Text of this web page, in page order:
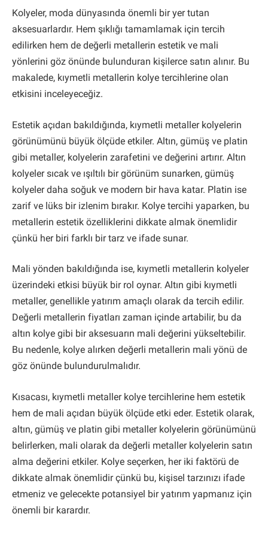
Kolyeler, moda dünyasında önemli bir yer tutan
aksesuarlardır. Hem şıklığı tamamlamak için tercih
edilirken hem de değerli metallerin estetik ve mali
yönlerini göz önünde bulunduran kişilerce satın alınır. Bu
makalede, kıymetli metallerin kolye tercihlerine olan
etkisini inceleyeceğiz.
Estetik açıdan bakıldığında, kıymetli metaller kolyelerin
görünümünü büyük ölçüde etkiler. Altın, gümüş ve platin
gibi metaller, kolyelerin zarafetini ve değerini artırır. Altın
kolyeler sıcak ve ışıltılı bir görünüm sunarken, gümüş
kolyeler daha soğuk ve modern bir hava katar. Platin ise
zarif ve lüks bir izlenim bırakır. Kolye tercihi yaparken, bu
metallerin estetik özelliklerini dikkate almak önemlidir
çünkü her biri farklı bir tarz ve ifade sunar.
Mali yönden bakıldığında ise, kıymetli metallerin kolyeler
üzerindeki etkisi büyük bir rol oynar. Altın gibi kıymetli
metaller, genellikle yatırım amaçlı olarak da tercih edilir.
Değerli metallerin fiyatları zaman içinde artabilir, bu da
altın kolye gibi bir aksesuarın mali değerini yükseltebilir.
Bu nedenle, kolye alırken değerli metallerin mali yönü de
göz önünde bulundurulmalıdır.
Kısacası, kıymetli metaller kolye tercihlerine hem estetik
hem de mali açıdan büyük ölçüde etki eder. Estetik olarak,
altın, gümüş ve platin gibi metaller kolyelerin görünümünü
belirlerken, mali olarak da değerli metaller kolyelerin satın
alma değerini etkiler. Kolye seçerken, her iki faktörü de
dikkate almak önemlidir çünkü bu, kişisel tarzınızı ifade
etmeniz ve gelecekte potansiyel bir yatırım yapmanız için
önemli bir karardır.